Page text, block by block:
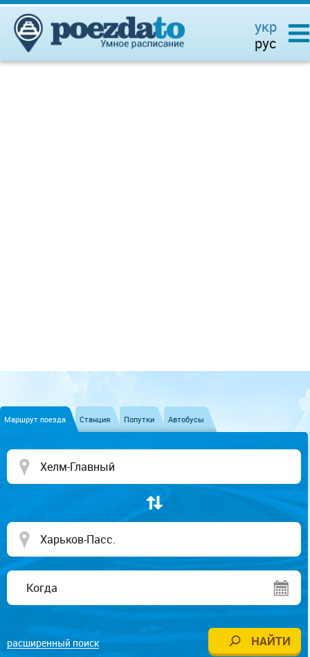
укр
рус
Маршрут поезда Станция Попутки Автобусы
расширенный поиск